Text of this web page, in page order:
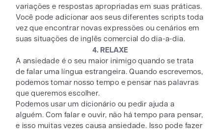
variações e respostas apropriadas em suas práticas.
Você pode adicionar aos seus diferentes scripts toda
vez que encontrar novas expressões ou cenários em
suas situações de inglês comercial do dia-a-dia.
4. RELAXE
A ansiedade é o seu maior inimigo quando se trata
de falar uma língua estrangeira. Quando escrevemos,
podemos tomar nosso tempo e pensar nas palavras
que queremos escolher.
Podemos usar um dicionário ou pedir ajuda a
alguém. Com falar e ouvir, não há tempo para pensar,
e isso muitas vezes causa ansiedade. Isso pode fazer